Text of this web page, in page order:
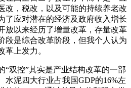
改，税改，以及可能的持续养老改
了应对潜在的经济及政府收入增长
放以来经历了增量改革，存量改革
段是综合改革阶段，但我个人认为
革上发力。
“双控”其实是产业结构改革的一部
水泥四大行业占我国GDP的16%左